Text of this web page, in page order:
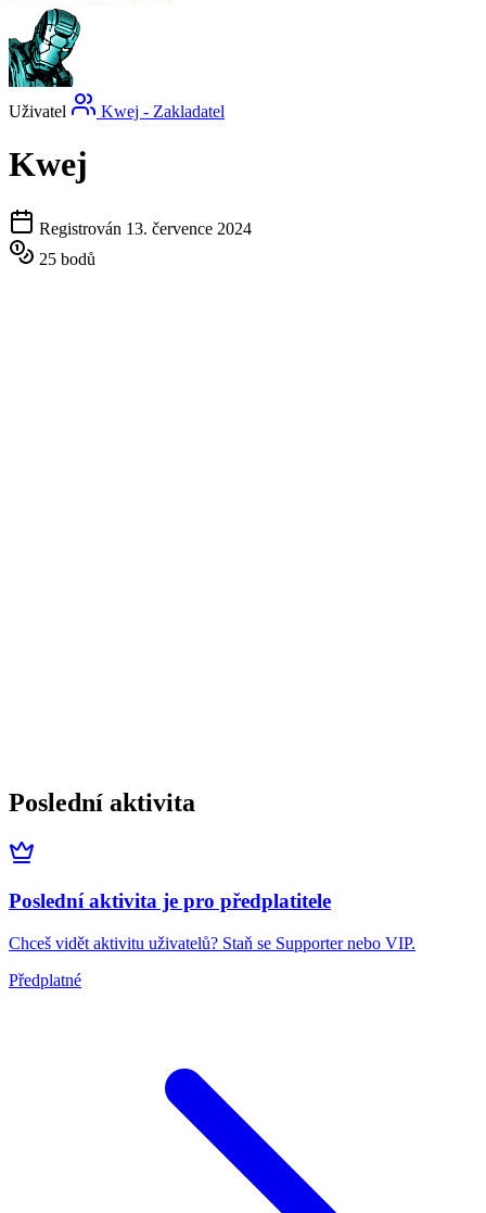
Uživatel Kwej - Zakladatel
Kwej
Registrován 13. července 2024
25 bodů
Poslední aktivita
Poslední aktivita je pro předplatitele
Chceš vidět aktivitu uživatelů? Staň se Supporter nebo VIP.
Předplatné